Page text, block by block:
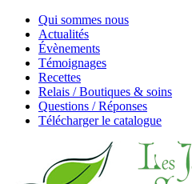
Qui sommes nous
Actualités
Évènements
Témoignages
Recettes
Relais / Boutiques & soins
Questions / Réponses
Télécharger le catalogue